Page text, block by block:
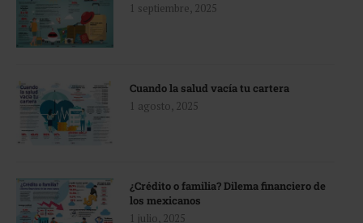
1 septiembre, 2025
Cuando la salud vacía tu cartera
1 agosto, 2025
¿Crédito o familia? Dilema financiero de
los mexicanos
1 julio, 2025